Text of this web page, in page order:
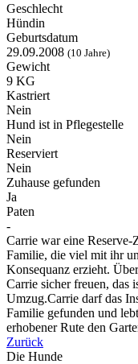
Geschlecht
Hündin
Geburtsdatum
29.09.2008 (10 Jahre)
Gewicht
9 KG
Kastriert
Nein
Hund ist in Pflegestelle
Nein
Reserviert
Nein
Zuhause gefunden
Ja
Paten
-
Carrie war eine
Familie, die viel mit ihr
Konsequanz erzieht.
Carrie sicher freuen, das
Umzug.Carrie darf das
Familie gefunden und
erhobener Rute den
Zurück
Die Hunde